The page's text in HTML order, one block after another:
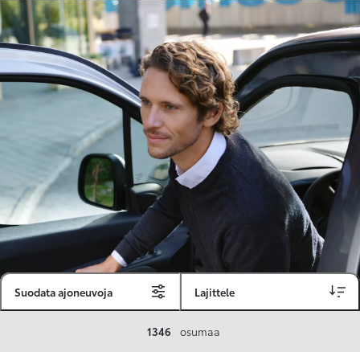
Suodata ajoneuvoja Lajittele
1346 osumaa